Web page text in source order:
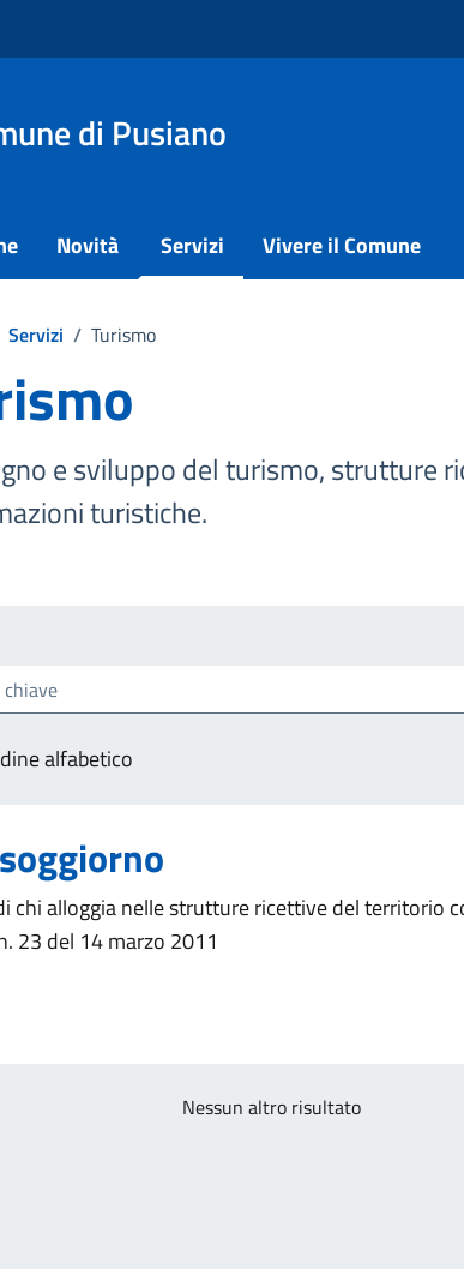
di Pusiano
Novità Servizi Vivere il Comune
Servizi / Turismo
e sviluppo del turismo, strutture
turistiche.
alfabetico
chi alloggia nelle strutture ricettive del territorio
23 del 14 marzo 2011
Nessun altro risultato